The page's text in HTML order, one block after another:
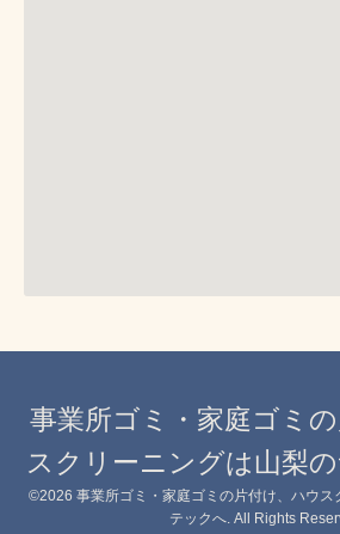
事業所ゴミ・家庭ゴミ
スクリーニングは山梨
©2026 事業所ゴミ・家庭ゴミの片付け、ハウス
テックへ. All Rights